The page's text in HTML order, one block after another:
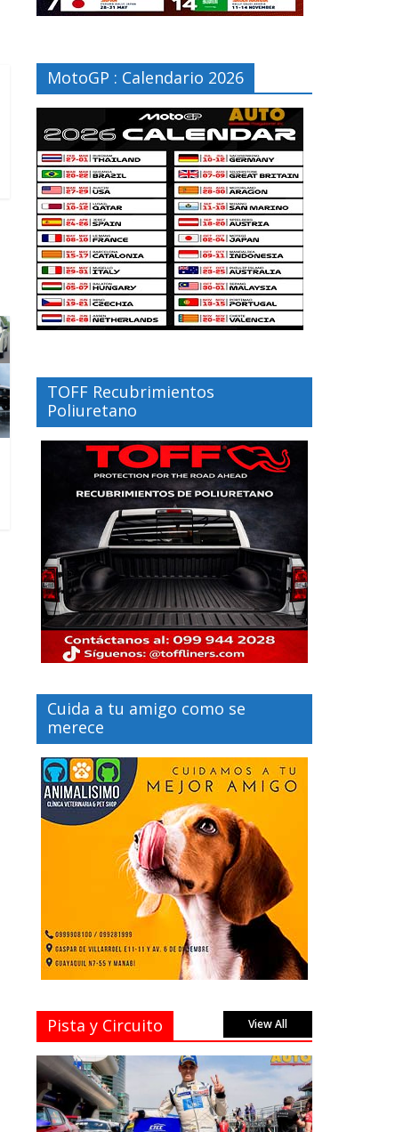
MotoGP : Calendario 2026
TOFF Recubrimientos
Poliuretano
Cuida a tu amigo como se
merece
Pista y Circuito View All